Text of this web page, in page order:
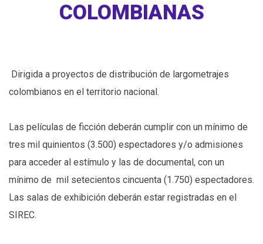
COLOMBIANAS
Dirigida a proyectos de distribución de largometrajes
colombianos en el territorio nacional.
Las películas de ficción deberán cumplir con un mínimo de
tres mil quinientos (3.500) espectadores y/o admisiones
para acceder al estímulo y las de documental, con un
mínimo de mil setecientos cincuenta (1.750) espectadores.
Las salas de exhibición deberán estar registradas en el
SIREC.